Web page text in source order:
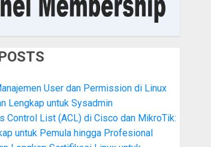
User dan Permission di Linux
Lengkap untuk Sysadmin
Control List (ACL) di Cisco dan MikroTik:
untuk Pemula hingga Profesional